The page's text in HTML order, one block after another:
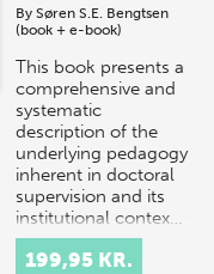
By Søren S.E. Bengtsen
(book + e-book)
This book presents a
comprehensive and
systematic
description of the
underlying pedagogy
inherent in doctoral
supervision and its
institutional contex…
199,95 KR.